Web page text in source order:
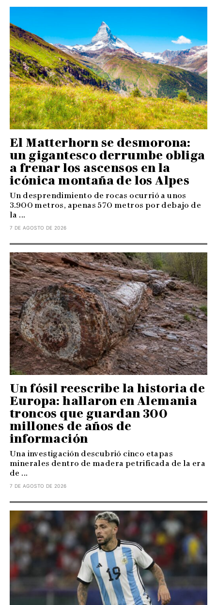
El Matterhorn se desmorona:
un gigantesco derrumbe obliga
a frenar los ascensos en la
icónica montaña de los Alpes
Un desprendimiento de rocas ocurrió a unos
3.900 metros, apenas 570 metros por debajo de
la ...
7 DE AGOSTO DE 2026
Un fósil reescribe la historia de
Europa: hallaron en Alemania
troncos que guardan 300
millones de años de
información
Una investigación descubrió cinco etapas
minerales dentro de madera petrificada de la era
de ...
7 DE AGOSTO DE 2026